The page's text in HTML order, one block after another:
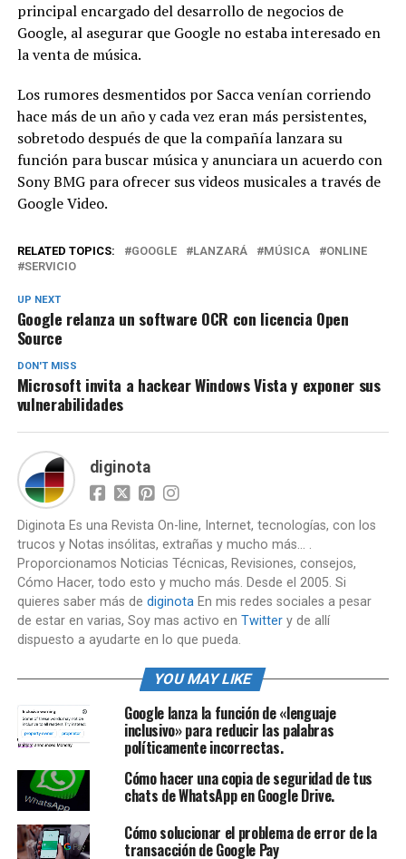
principal encargado del desarrollo de negocios de
Google, al asegurar que Google no estaba interesado en
la venta de música.
Los rumores desmentidos por Sacca venían corriendo
hace más de un año y cada vez eran más persistentes,
sobretodo después de que la compañía lanzara su
función para buscar música y anunciara un acuerdo con
Sony BMG para ofrecer sus videos musicales a través de
Google Video.
RELATED TOPICS: GOOGLE LANZARÁ MÚSICA
ONLINE
SERVICIO
UP NEXT
Google relanza un software OCR con licencia Open
Source
DON'T MISS
Microsoft invita a hackear Windows Vista y exponer sus
vulnerabilidades
diginota
Diginota Es una Revista On-line, Internet, tecnologías, con los
trucos y Notas insólitas, extrañas y mucho más... .
Proporcionamos Noticias Técnicas, Revisiones, consejos,
Cómo Hacer, todo esto y mucho más. Desde el 2005. Si
quieres saber más de diginotaEn mis redes sociales a pesar
de estar en varias, Soy mas activo en Twittery de allí
dispuesto a ayudarte en lo que pueda.
YOU MAY LIKE
Google lanza la función de «lenguaje
inclusivo» para reducir las palabras
políticamente incorrectas.
Cómo hacer una copia de seguridad de tus
chats de WhatsApp en Google Drive.
Cómo solucionar el problema de error de la
transacción de Google Pay